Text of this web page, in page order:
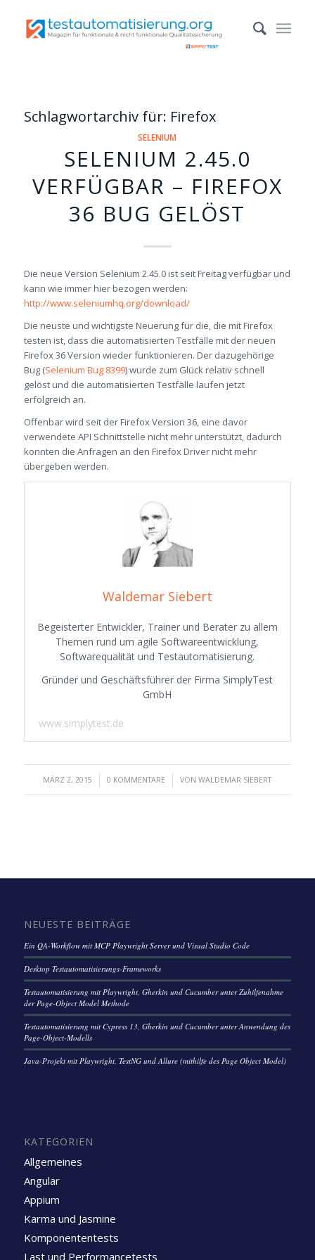
Schlagwortarchiv für: Firefox
SELENIUM
SELENIUM 2.45.0
VERFÜGBAR – FIREFOX
36 BUG GELÖST
Die neue Version Selenium 2.45.0 ist seit Freitag verfügbar und
kann wie immer hier bezogen werden:
http://www.seleniumhq.org/download/
Die neuste und wichtigste Neuerung für die, die mit Firefox
testen ist, dass die automatisierten Testfälle mit der neuen
Firefox 36 Version wieder funktionieren. Der dazugehörige
Bug (Selenium Bug 8399) wurde zum Glück relativ schnell
gelöst und die automatisierten Testfälle laufen jetzt
erfolgreich an.
Offenbar wird seit der Firefox Version 36, eine davor
verwendete API Schnittstelle nicht mehr unterstützt, dadurch
konnten die Anfragen an den Firefox Driver nicht mehr
übergeben werden.
Waldemar Siebert
Begeisterter Entwickler, Trainer und Berater zu allem
Themen rund um agile Softwareentwicklung,
Softwarequalität und Testautomatisierung.
Gründer und Geschäftsführer der Firma SimplyTest
GmbH
www.simplytest.de
MÄRZ 2, 2015
/ 0 KOMMENTARE
/ VONWALDEMAR SIEBERT
NEUESTE BEITRÄGE
Ein QA-Workflow mit MCP Playwright Server und Visual Studio Code
Desktop Testautomatisierungs-Frameworks
Testautomatisierung mit Playwright, Gherkin und Cucumber unter Zuhilfenahme
der Page-Object Model Methode
Testautomatisierung mit Cypress 13, Gherkin und Cucumber unter Anwendung des
Page-Object-Modells
Java-Projekt mit Playwright, TestNG und Allure (mithilfe des Page Object Model)
KATEGORIEN
Allgemeines
Angular
Appium
Karma und Jasmine
Komponententests
Last und Performancetests